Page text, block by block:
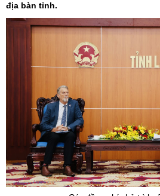
địa bàn tỉnh.